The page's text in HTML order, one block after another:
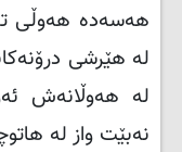
هەسەدە هەوڵی
لە هێرشی
لە هەوڵانەش
نەبێت واز لە